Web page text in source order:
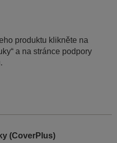
produktu klikněte na
a na stránce podpory
(CoverPlus)